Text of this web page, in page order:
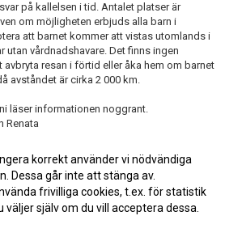
på kallelsen i tid. Antalet platser är
om möjligheten erbjuds alla barn i
att barnet kommer att vistas utomlands i
utan vårdnadshavare. Det finns ingen
avbryta resan i förtid eller åka hem om barnet
avståndet är cirka 2 000 km.
läser informationen noggrant.
Renata
korrekt använder vi nödvändiga
Dessa går inte att stänga av.
frivilliga cookies, t.ex. för statistik
själv om du vill acceptera dessa.